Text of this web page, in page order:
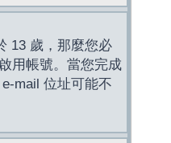
13 歲，那麼您必
用帳號。當您完成
mail 位址可能不